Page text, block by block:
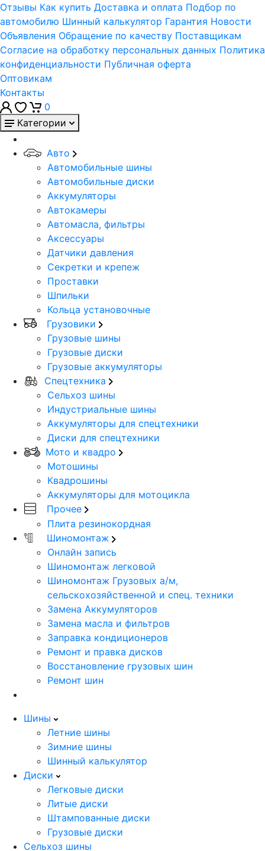
Отзывы Как купить Доставка и оплата Подбор по
автомобилю Шинный калькулятор Гарантия Новости
Объявления Обращение по качеству Поставщикам
Согласие на обработку персональных данных Политика
конфиденциальности Публичная оферта
Оптовикам
Контакты
0
Категории
Авто
Автомобильные шины
Автомобильные диски
Аккумуляторы
Автокамеры
Автомасла, фильтры
Аксессуары
Датчики давления
Секретки и крепеж
Проставки
Шпильки
Кольца установочные
Грузовики
Грузовые шины
Грузовые диски
Грузовые аккумуляторы
Спецтехника
Сельхоз шины
Индустриальные шины
Аккумуляторы для спецтехники
Диски для спецтехники
Мото и квадро
Мотошины
Квадрошины
Аккумуляторы для мотоцикла
Прочее
Плита резинокордная
Шиномонтаж
Онлайн запись
Шиномонтаж легковой
Шиномонтаж Грузовых а/м,
сельскохозяйственной и спец. техники
Замена Аккумуляторов
Замена масла и фильтров
Заправка кондиционеров
Ремонт и правка дисков
Восстановление грузовых шин
Ремонт шин
Шины
Летние шины
Зимние шины
Шинный калькулятор
Диски
Легковые диски
Литые диски
Штампованные диски
Грузовые диски
Сельхоз шины